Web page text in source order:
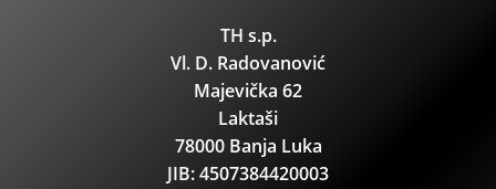
TH s.p.
Vl. D. Radovanović
Majevička 62
Laktaši
78000 Banja Luka
JIB: 4507384420003